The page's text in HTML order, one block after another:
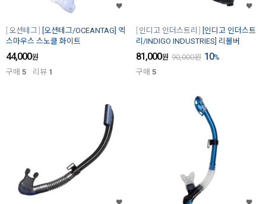
오션테그
[오션테그/OCEANTAG] 엑
스마우스 스노클 화이트
44,000원
구매 5 리뷰 1
인디고 인더스트리
[인디고 인더스트
리/INDIGO INDUSTRIES] 리볼버
81,000원 90,000원 10%
구매 5